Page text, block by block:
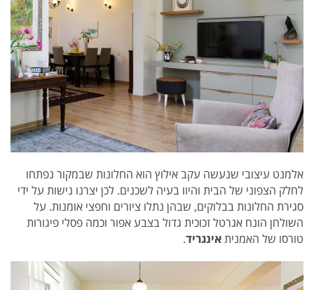
אלמנט עיצובי שנעשה עקב אילוץ הוא החלונות שבמקור נפתחו
לחלק הצפוני של הבית והיוו בעיה לשכנים. לכן יצרנו נישות על ידי
סגירת החלונות בבלוקים, שבהן נתלו ציורים וחפצי אומנות. על
השולחן הונח אגרטל זכוכית גדול בצבע אפור וכמה פסלי פיגורות
טורסו של האמניתאינגריד.